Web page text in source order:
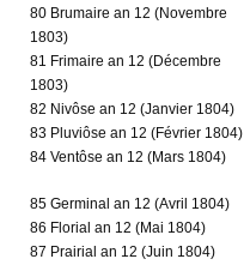
80 Brumaire an 12 (Novembre
1803)
81 Frimaire an 12 (Décembre
1803)
82 Nivôse an 12 (Janvier 1804)
83 Pluviôse an 12 (Février 1804)
84 Ventôse an 12 (Mars 1804)
85 Germinal an 12 (Avril 1804)
86 Florial an 12 (Mai 1804)
87 Prairial an 12 (Juin 1804)